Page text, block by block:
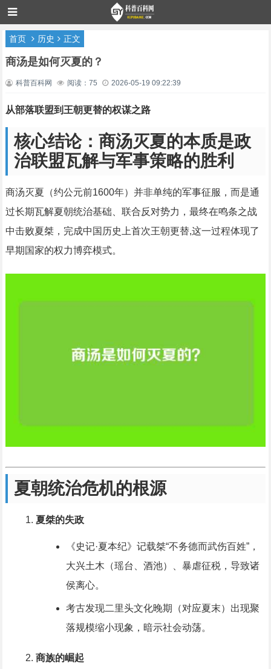
首页 历史 正文
商汤是如何灭夏的？
科普百科网 阅读：75 2026-05-19 09:22:39
从部落联盟到王朝更替的权谋之路
核心结论：商汤灭夏的本质是政
治联盟瓦解与军事策略的胜利
商汤灭夏（约公元前1600年）并非单纯的军事征服，而是通
过长期瓦解夏朝统治基础、联合反对势力，最终在鸣条之战
中击败夏桀，完成中国历史上首次王朝更替,这一过程体现了
早期国家的权力博弈模式。
夏朝统治危机的根源
夏桀的失政
《史记·夏本纪》记载桀“不务德而武伤百姓”，
大兴土木（瑶台、酒池）、暴虐征税，导致诸
侯离心。
考古发现二里头文化晚期（对应夏末）出现聚
落规模缩小现象，暗示社会动荡。
商族的崛起